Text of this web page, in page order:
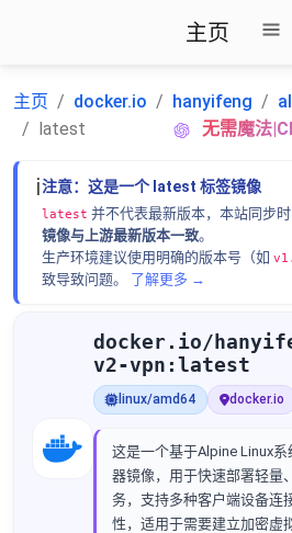
主页
主页 docker.io hanyifeng
latest
无需魔法
ℹ️注意：这是一个 latest 标签镜像
latest 并不代表最新版本，本站同步时
镜像与上游最新版本一致。
生产环境建议使用明确的版本号（如
致导致问题。 了解更多 →
docker.io/
v2-vpn:latest
linux/amd64 docker.io
这是一个基于Alpine Linux系
器镜像，用于快速部署轻量
务，支持多种客户端设备连
性，适用于需要建立加密虚